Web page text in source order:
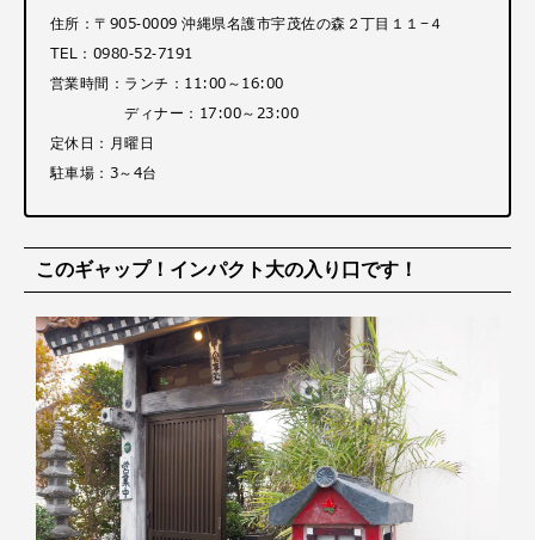
住所：〒905-0009 沖縄県名護市宇茂佐の森２丁目１１−４
TEL：0980-52-7191
営業時間：ランチ：11:00～16:00
ディナー：17:00～23:00
定休日：月曜日
駐車場：3～4台
このギャップ！インパクト大の入り口です！